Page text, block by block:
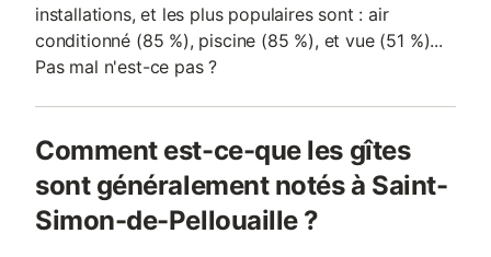
installations, et les plus populaires sont : air
conditionné (85 %), piscine (85 %), et vue (51 %)...
Pas mal n'est-ce pas ?
Comment est-ce-que les gîtes
sont généralement notés à Saint-
Simon-de-Pellouaille ?